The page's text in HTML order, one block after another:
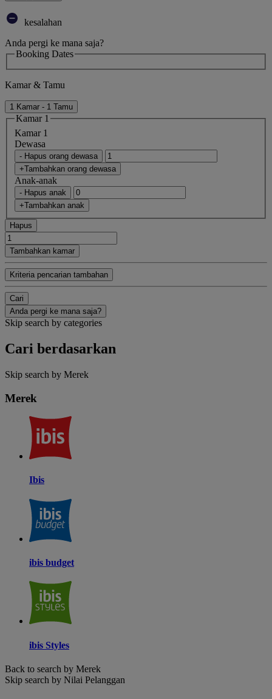
kesalahan
Anda pergi ke mana saja?
Booking Dates
Kamar & Tamu
1 Kamar - 1 Tamu
Kamar 1
Kamar 1
Dewasa
- Hapus orang dewasa
+Tambahkan orang dewasa
Anak-anak
- Hapus anak
+Tambahkan anak
Hapus
Tambahkan kamar
Kriteria pencarian tambahan
Cari
Anda pergi ke mana saja?
Skip search by categories
Cari berdasarkan
Skip search by Merek
Merek
Ibis
ibis budget
ibis Styles
Back to search by Merek
Skip search by Nilai Pelanggan